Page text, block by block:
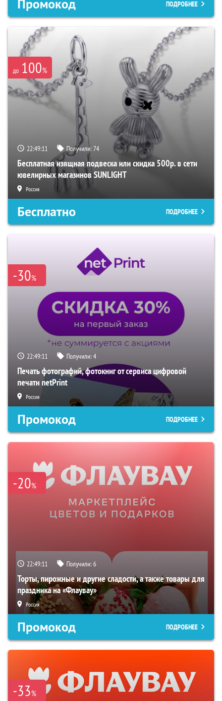
Промокод ПОДРОБНЕЕ
до 100%
22:49:10 Получили:74
Бесплатная изящная подвеска или скидка 500р. в сети
ювелирных магазинов SUNLIGHT
Россия
Бесплатно ПОДРОБНЕЕ
-30%
22:49:10 Получили:4
Печать фотографий, фотокниг от сервиса цифровой
печати netPrint
Россия
Промокод ПОДРОБНЕЕ
-20%
22:49:10 Получили:6
Торты, пирожные и другие сладости, а также товары для
праздника на «Флаувау»
Россия
Промокод ПОДРОБНЕЕ
-33%